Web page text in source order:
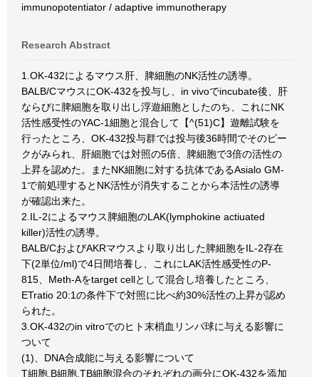
immunopotentiator / adaptive immunotherapy
Research Abstract
1.OK-432によるマウス肝、脾細胞のNK活性の誘導。
BALB/CマウスにOK-432を投与し、in vivoでincubate後、肝
ならびに脾細胞を取り出し浮遊細胞としたのち、これにNK
活性感受性のYAC-1細胞と混合して【^(51)C】遊離試験を
行ったところ、OK-432投与群では投与後36時間でそのピー
クがみられ、肝細胞では対照の5倍、脾細胞で3倍の活性の
上昇を認めた。またNK細胞に対する抗体であるAsialo GM-
1で前処理するとNK活性が消失することから本活性の誘導
が確認出来た。
2.IL-2によるマウス脾細胞のLAK(lymphokine actiuated
killer)活性の誘導。
BALB/CおよびAKRマウスより取り出した脾細胞をIL-2存在
下(2単位/ml)で4日間培養し、これにLAK活性感受性のP-
815、Meth-Aをtarget cellとして混合し培養したところ、
ETratio 20:1の条件下で対照に比べ約30%活性の上昇が認め
られた。
3.OK-432のin vitroでのヒト末梢血リンパ球に与える影響に
ついて
(1)、DNA合成能に与える影響について
T細胞,B細胞,TB細胞混合のそれぞれの画分にOK-432を添加